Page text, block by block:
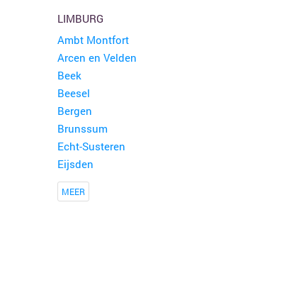
LIMBURG
Ambt Montfort
Arcen en Velden
Beek
Beesel
Bergen
Brunssum
Echt-Susteren
Eijsden
MEER